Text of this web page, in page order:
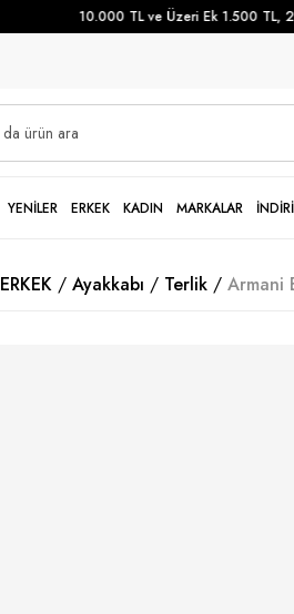
10.000 TL ve Üzeri Ek 1.500 TL,
YENİLER ERKEK KADIN MARKALAR
ERKEK Ayakkabı Terlik Armani